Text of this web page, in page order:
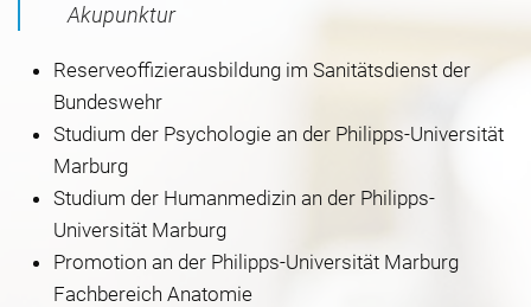
Akupunktur
Reserveoffizierausbildung im Sanitätsdienst der
Bundeswehr
Studium der Psychologie an der Philipps-Universität
Marburg
Studium der Humanmedizin an der Philipps-
Universität Marburg
Promotion an der Philipps-Universität Marburg
Fachbereich Anatomie